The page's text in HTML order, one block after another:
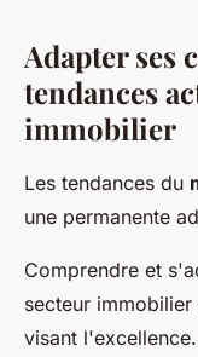
Adapter ses
tendances
immobilier
Les tendances du
une permanente
Comprendre et
secteur
visant l'excellence.